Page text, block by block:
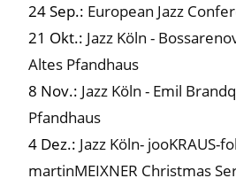
24 Sep.: European Jazz
21 Okt.: Jazz Köln -
Altes Pfandhaus
8 Nov.: Jazz Köln - Emil
Pfandhaus
4 Dez.: Jazz Köln- jooKRAUS-
martinMEIXNER Christmas